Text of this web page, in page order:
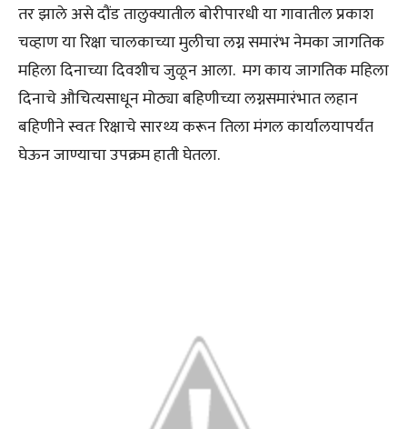
तर झाले असे दौंड तालुक्यातील बोरीपारधी या गावातील प्रकाश
चव्हाण या रिक्षा चालकाच्या मुलीचा लग्न समारंभ नेमका जागतिक
महिला दिनाच्या दिवशीच जुळून आला. मग काय जागतिक महिला
दिनाचे औचित्यसाधून मोठ्या बहिणीच्या लग्नसमारंभात लहान
बहिणीने स्वतः रिक्षाचे सारथ्य करून तिला मंगल कार्यालयापर्यंत
घेऊन जाण्याचा उपक्रम हाती घेतला.